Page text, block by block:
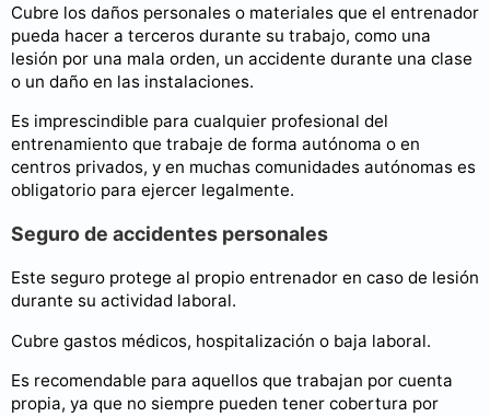
Cubre los daños personales o materiales que el entrenador
pueda hacer a terceros durante su trabajo, como una
lesión por una mala orden, un accidente durante una clase
o un daño en las instalaciones.
Es imprescindible para cualquier profesional del
entrenamiento que trabaje de forma autónoma o en
centros privados, y en muchas comunidades autónomas es
obligatorio para ejercer legalmente.
Seguro de accidentes personales
Este seguro protege al propio entrenador en caso de lesión
durante su actividad laboral.
Cubre gastos médicos, hospitalización o baja laboral.
Es recomendable para aquellos que trabajan por cuenta
propia, ya que no siempre pueden tener cobertura por